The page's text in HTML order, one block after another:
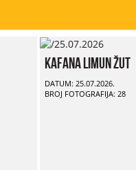
Kafana Limun Žut
DATUM: 25.07.2026.
BROJ FOTOGRAFIJA: 28